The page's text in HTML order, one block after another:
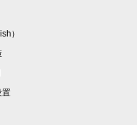
）
置